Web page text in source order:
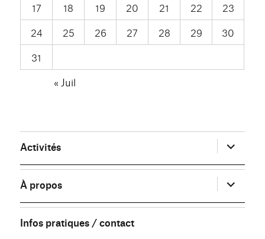
17
18 19 20 21 22
23
24
25 26 27 28 29
30
31
« Juil
Activités ouvrir
le
sous-
menu
À propos
ouvrir
le
sous-
menu
Infos pratiques / contact